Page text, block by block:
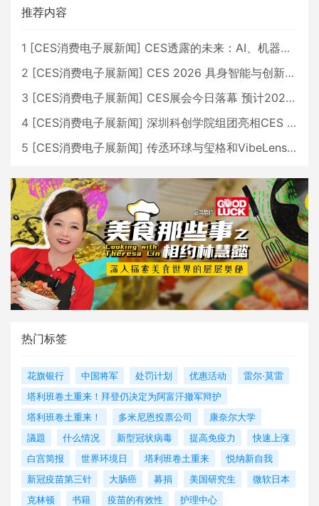
推荐内容
1 [CES消费电子展新闻] CES透露的未来：AI、机器人与智能生活大爆发
2 [CES消费电子展新闻] CES 2026 具身智能与创新领域 中国公司大放异彩
3 [CES消费电子展新闻] CES展会今日落幕 预计2026行业收入将超五千亿美元
4 [CES消费电子展新闻] 深圳科创学院组团亮相CES 广受好评
5 [CES消费电子展新闻] 传丞环球与玺格和VibeLens共同推出全新耳机
热门标签
花旗银行 中国将军 处罚计划 优惠活动
雷尔·莫雷
塔利班卷土重来！拜登仍决定为阿富汗撤军辩护
塔利班卷土重来！
多米尼恩投票公司
康奈尔大学
議題
什么情况 新型冠状病毒 提高免疫力
快速上涨
白宫简报
世界环境日 塔利班卷土重来
悦纳新自我
新冠疫苗第三针
大肠癌 募捐 美国研究生
微软日本
克林顿
书籍 疫苗的有效性
护理中心